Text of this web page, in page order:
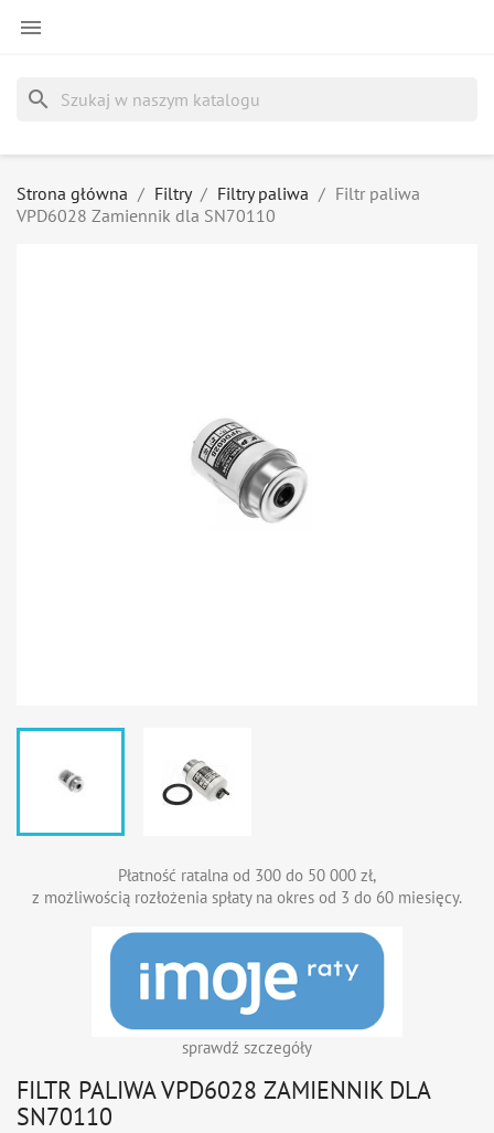

search
Strona główna Filtry Filtry paliwa
Filtr paliwa
VPD6028 Zamiennik dla SN70110
Płatność ratalna od 300 do 50 000 zł,
z możliwością rozłożenia spłaty na okres od 3 do 60 miesięcy.
sprawdź szczegóły
FILTR PALIWA VPD6028 ZAMIENNIK DLA
SN70110